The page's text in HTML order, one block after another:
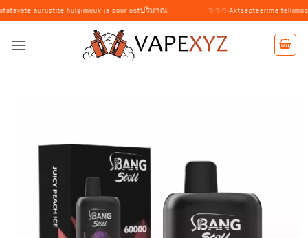
Skip
to
content
hulgimüük ja suur ostปริมาณ ✨✨✨Aktsepteerime tellimusi